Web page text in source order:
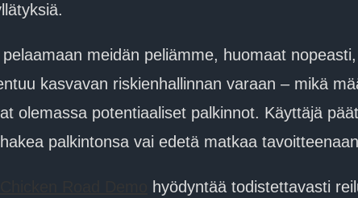
meidän peliämme, huomaat
kasvavan riskienhallinnan varaan – mikä
olemassa potentiaaliset palkinnot. Käyttäjä
palkintonsa vai edetä matkaa
hyödyntää todistettavasti